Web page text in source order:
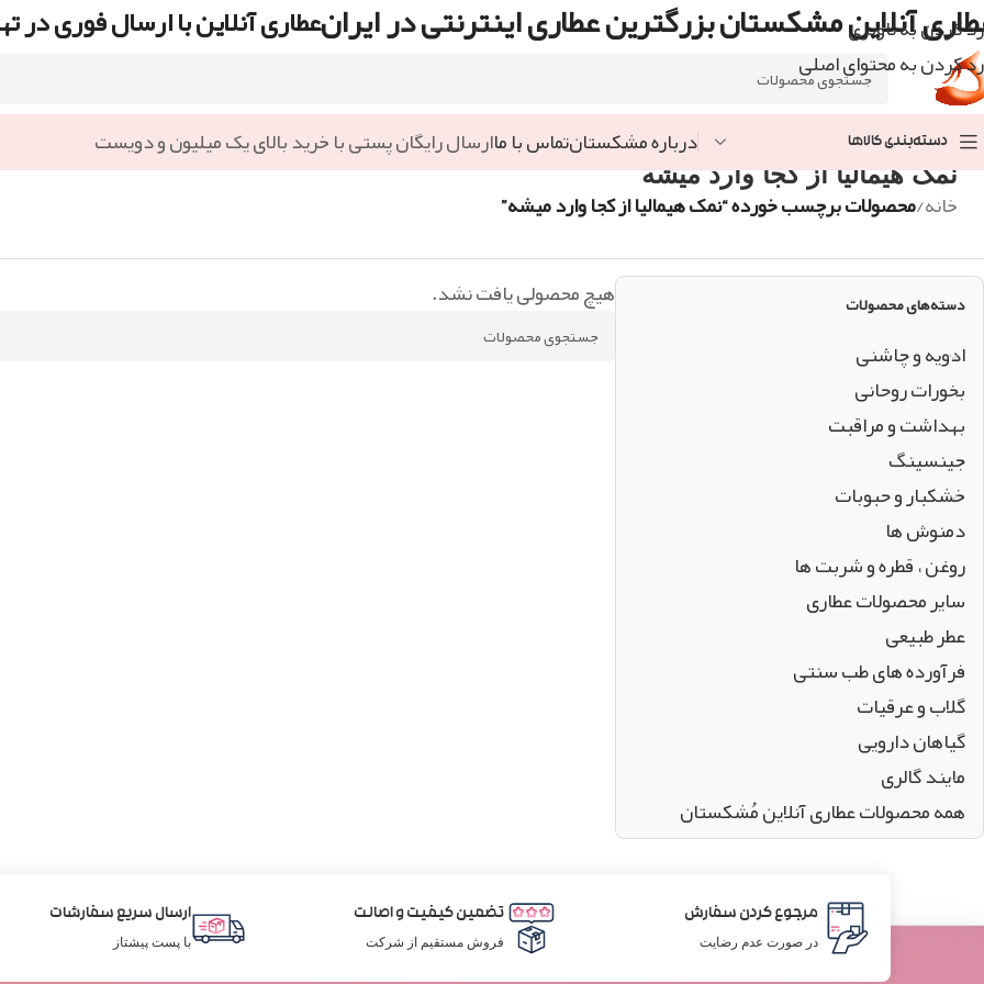
رد کردن به ناوبری
رد کردن به محتوای اصلی
آنلاین مشکستان بزرگترین عطاری اینترنتی در ایرانعطاری آنلاین با ارسال فوری در
دسته‌بندی کالاها درباره مشکستانتماس با ماارسال رایگان پستی با خرید بالای یک میلیون و دویست
نمک هیمالیا از کجا وارد میشه
خانه/محصولات برچسب خورده “نمک هیمالیا از کجا وارد میشه”
دسته‌های محصولات
ادویه و چاشنی
بخورات روحانی
بهداشت و مراقبت
جینسینگ
خشکبار و حبوبات
دمنوش ها
روغن ، قطره و شربت ها
سایر محصولات عطاری
عطر طبیعی
فرآورده های طب سنتی
گلاب و عرقیات
گیاهان دارویی
مایند گالری
همه محصولات عطاری آنلاین مُشکستان
هیچ محصولی یافت نشد.
مرجوع کردن سفارش
در صورت عدم رضایت
تضمین کیفیت و اصالت
فروش مستقیم از شرکت
ارسال سریع سفارشات
با پست پیشتاز